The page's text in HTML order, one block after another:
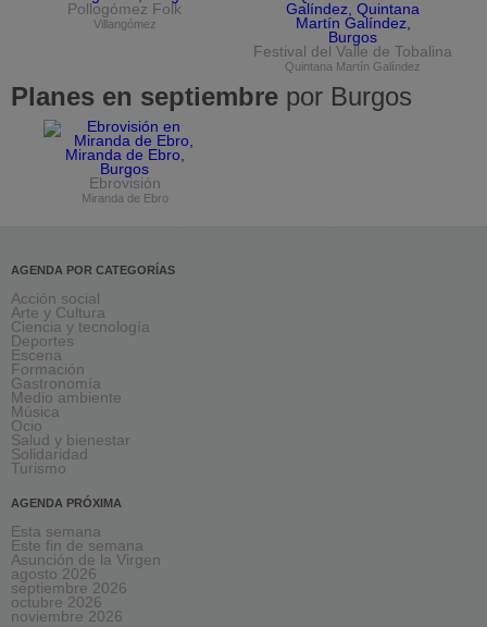
Pollogómez Folk
Villangómez
Festival del Valle de Tobalina
Quintana Martín Galíndez
Planes en septiembre por Burgos
Ebrovisión
Miranda de Ebro
AGENDA POR CATEGORÍAS
Acción social
Arte y Cultura
Ciencia y tecnología
Deportes
Escena
Formación
Gastronomía
Medio ambiente
Música
Ocio
Salud y bienestar
Solidaridad
Turismo
AGENDA PRÓXIMA
Esta semana
Este fin de semana
Asunción de la Virgen
agosto 2026
septiembre 2026
octubre 2026
noviembre 2026